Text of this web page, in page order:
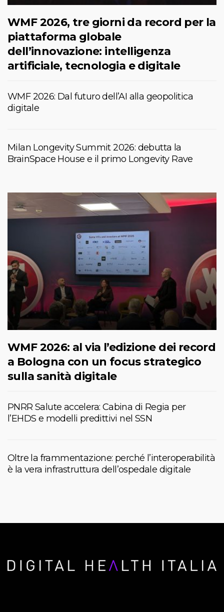
WMF 2026, tre giorni da record per la
piattaforma globale
dell’innovazione: intelligenza
artificiale, tecnologia e digitale
WMF 2026: Dal futuro dell’AI alla geopolitica
digitale
Milan Longevity Summit 2026: debutta la
BrainSpace House e il primo Longevity Rave
WMF 2026: al via l’edizione dei record
a Bologna con un focus strategico
sulla sanità digitale
PNRR Salute accelera: Cabina di Regia per
l’EHDS e modelli predittivi nel SSN
Oltre la frammentazione: perché l’interoperabilità
è la vera infrastruttura dell’ospedale digitale